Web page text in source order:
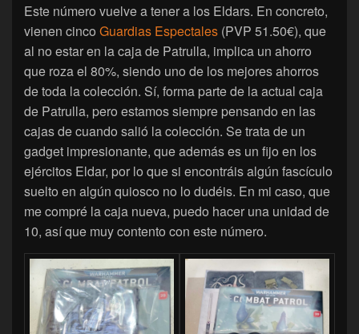
Este número vuelve a tener a los Eldars. En concreto,
vienen cinco Guardias Espectales (PVP 51.50€), que
al no estar en la caja de Patrulla, implica un ahorro
que roza el 80%, siendo uno de los mejores ahorros
de toda la colección. Sí, forma parte de la actual caja
de Patrulla, pero estamos siempre pensando en las
cajas de cuando salió la colección. Se trata de un
gadget impresionante, que además es un fijo en los
ejércitos Eldar, por lo que si encontráis algún fascículo
suelto en algún quiosco no lo dudéis. En mi caso, que
me compré la caja nueva, puedo hacer una unidad de
10, así que muy contento con este número.